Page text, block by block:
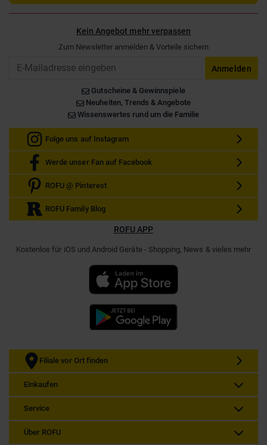
Kein Angebot mehr verpassen
Zum Newsletter anmelden & Vorteile sichern
Anmelden
Gutscheine & Gewinnspiele
Neuheiten, Trends & Angebote
Wissenswertes rund um die Familie
Folge uns auf Instagram
Werde unser Fan auf Facebook
ROFU @ Pinterest
ROFU Family Blog
ROFU APP
Kostenlos für iOS und Android Geräte - Shopping, News & vieles mehr
Filiale vor Ort finden
Einkaufen
Service
Über ROFU